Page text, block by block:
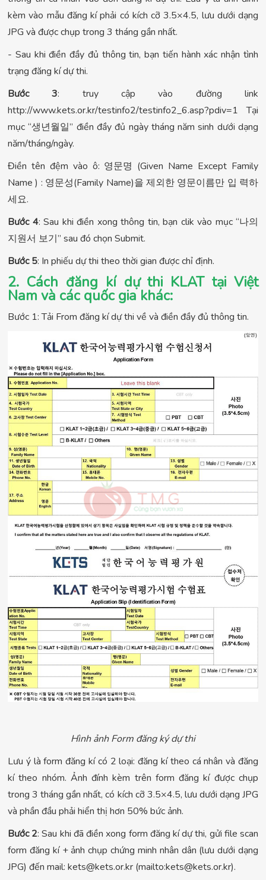
kèm vào mẫu đăng kí phải có kích cỡ 3.5×4.5, lưu dưới dạng
JPG và được chụp trong 3 tháng gần nhất.
- Sau khi điền đầy đủ thông tin, bạn tiến hành xác nhận tình
trạng đăng kí dự thi.
Bước 3: truy cập vào đường link
http://www.kets.or.kr/testinfo2/testinfo2_6.asp?pdiv=1 Tại
mục “생년월일” điền đầy đủ ngày tháng năm sinh dưới dạng
năm/tháng/ngày.
Điền tên đệm vào ô: 영문명 (Given Name Except Family
Name ) : 영문성(Family Name)을 제외한 영문이름만 입 력하
세요.
Bước 4: Sau khi điền xong thông tin, bạn clik vào mục “나의
지원서 보기” sau đó chọn Submit.
Bước 5: In phiếu dự thi theo thời gian được chỉ định.
2. Cách đăng kí dự thi KLAT tại Việt
Nam và các quốc gia khác:
Bước 1: Tải From đăng kí dự thi về và điền đầy đủ thông tin.
Hình ảnh Form đăng ký dự thi
Lưu ý là form đăng kí có 2 loại: đăng kí theo cá nhân và đăng
kí theo nhóm. Ảnh đính kèm trên form đăng kí được chụp
trong 3 tháng gần nhất, có kích cỡ 3.5×4.5, lưu dưới dạng JPG
và phần đầu phải hiển thị hơn 50% bức ảnh.
Bước 2: Sau khi đã điền xong form đăng kí dự thi, gửi file scan
form đăng kí + ảnh chụp chứng minh nhân dân (lưu dưới dạng
JPG) đến mail: kets@kets.or.kr (mailto:kets@kets.or.kr).